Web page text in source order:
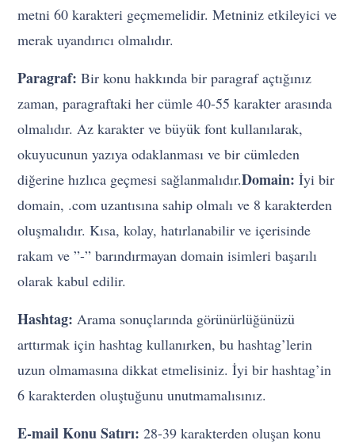
metni 60 karakteri geçmemelidir. Metniniz etkileyici ve
merak uyandırıcı olmalıdır.
Paragraf: Bir konu hakkında bir paragraf açtığınız
zaman, paragraftaki her cümle 40-55 karakter arasında
olmalıdır. Az karakter ve büyük font kullanılarak,
okuyucunun yazıya odaklanması ve bir cümleden
diğerine hızlıca geçmesi sağlanmalıdır.Domain: İyi bir
domain, .com uzantısına sahip olmalı ve 8 karakterden
oluşmalıdır. Kısa, kolay, hatırlanabilir ve içerisinde
rakam ve ”-” barındırmayan domain isimleri başarılı
olarak kabul edilir.
Hashtag: Arama sonuçlarında görünürlüğünüzü
arttırmak için hashtag kullanırken, bu hashtag’lerin
uzun olmamasına dikkat etmelisiniz. İyi bir hashtag’in
6 karakterden oluştuğunu unutmamalısınız.
E-mail Konu Satırı: 28-39 karakterden oluşan konu